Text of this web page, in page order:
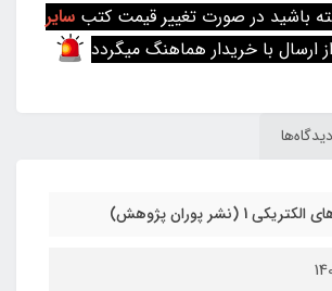
باشید در صورت تغییر قیمت کتب سایر
ارسال با خریدار هماهنگ میگردد
دیدگاه‌ها
1 (نشر پوران پژوهش)